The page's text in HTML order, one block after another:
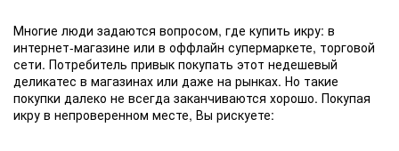
Многие люди задаются вопросом, где купить икру: в
интернет-магазине или в оффлайн супермаркете, торговой
сети. Потребитель привык покупать этот недешевый
деликатес в магазинах или даже на рынках. Но такие
покупки далеко не всегда заканчиваются хорошо. Покупая
икру в непроверенном месте, Вы рискуете: